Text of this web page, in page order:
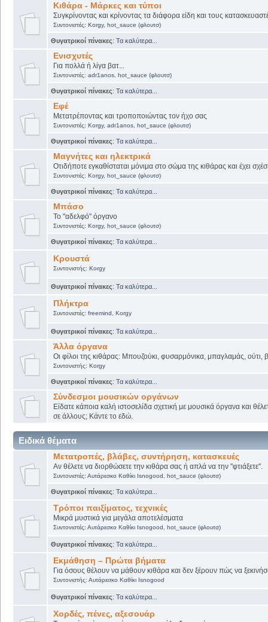
Κιθάρα - Μάρκες και τύποι
Συγκρίνοντας και κρίνοντας τα διάφορα είδη και τους
Συντονιστές: Korgy, hot_sauce (φλουτσ)
Θυγατρικοί πίνακες: Τα καλύτερα...
Ενισχυτές
Για πολλά ή λίγα βατ...
Συντονιστές: adr1anos, hot_sauce (φλουτσ)
Θυγατρικοί πίνακες: Τα καλύτερα...
Εφέ
Μετατρέποντας και τροποποιώντας τον ήχο σας
Συντονιστές: Korgy, adr1anos, hot_sauce (φλουτσ)
Θυγατρικοί πίνακες: Τα καλύτερα...
Μαγνήτες και ηλεκτρικά
Οτιδήποτε εγκαθίσταται μόνιμα στο σώμα της κιθάρας και έχει
Συντονιστές: Korgy, hot_sauce (φλουτσ)
Θυγατρικοί πίνακες: Τα καλύτερα...
Μπάσο
Το "αδελφό" όργανο
Συντονιστές: Korgy, hot_sauce (φλουτσ)
Θυγατρικοί πίνακες: Τα καλύτερα...
Κρουστά
Συντονιστής: Korgy
Θυγατρικοί πίνακες: Τα καλύτερα...
Πλήκτρα
Συντονιστές: freemind Korgy
Θυγατρικοί πίνακες: Τα καλύτερα...
Άλλα όργανα
Οι φίλοι της κιθάρας: Μπουζούκι, φυσαρμόνικα, μπαγλαμάς, ούτι,
Συντονιστής: Korgy
Θυγατρικοί πίνακες: Τα καλύτερα...
Σύνδεσμοι μουσικών οργάνων
Είδατε κάποια καλή ιστοσελίδα σχετική με μουσικά όργανα και
σε άλλους; Κάντε το εδώ.
Ειδικά θέματα
Μετατροπές, βλάβες, συντήρηση, κατασκευές
Αν θέλετε να διορθώσετε την κιθάρα σας ή απλά να την "φτιάξετε".
Συντονιστές: Αυτάρεσκο Καθίκι Isnogood hot_sauce (φλουτσ)
Θυγατρικοί πίνακες: Τα καλύτερα...
Τρόποι παιξίματος, τεχνικές
Μικρά μυστικά για μεγάλα αποτελέσματα
Συντονιστές: Αυτάρεσκο Καθίκι Isnogood hot_sauce (φλουτσ)
Θυγατρικοί πίνακες: Τα καλύτερα...
Εκμάθηση – Πρώτα βήματα
Για όσους θέλουν να μάθουν κιθάρα και δεν ξέρουν πώς να
Συντονιστής: Αυτάρεσκο Καθίκι Isnogood
Θυγατρικοί πίνακες: Τα καλύτερα...
Χορδές, πένες, αξεσουάρ